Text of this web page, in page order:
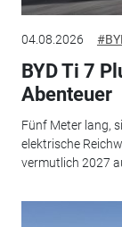
04.08.2026
BYD Ti 7
Abenteuer
Fünf Meter lang,
elektrische
vermutlich 2027